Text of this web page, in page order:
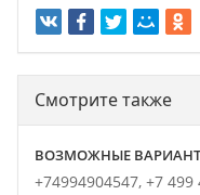
Смотрите также
ВОЗМОЖНЫЕ
+74994904547, +7 499